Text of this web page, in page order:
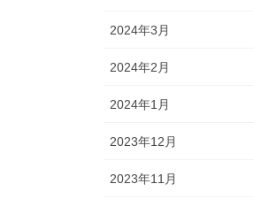
2024年3月
2024年2月
2024年1月
2023年12月
2023年11月